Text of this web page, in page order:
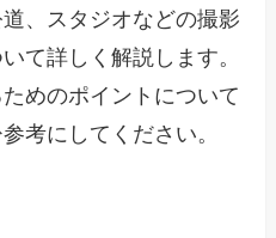
、スタジオなどの撮影
て詳しく解説します。
めのポイントについて
考にしてください。